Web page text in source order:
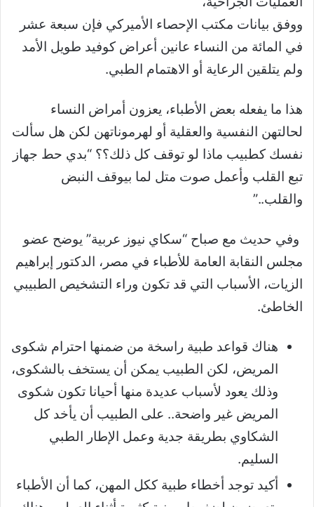
ووفق بيانات مكتب الإحصاء الأميركي فإن سبعة عشر
في المائة من النساء عانين أعراض كوفيد طويل الأمد
ولم يتلقين الرعاية أو الاهتمام الطبي.
هذا ما يفعله بعض الأطباء، يعزون أمراض النساء
لحالتهن النفسية والعقلية أو لهرموناتهن لكن هل سألت
نفسك كطبيب ماذا لو توقف كل ذلك؟؟ “بدي حط جهاز
تبع القلب وأعمل صوت متل لما بيوقف النبض
والقلب..”
وفي حديث مع صباح “سكاي نيوز عربية” يوضح عضو
مجلس النقابة العامة للأطباء في مصر، الدكتور إبراهيم
الزيات، الأسباب التي قد تكون وراء التشخيص الطبيبي
الخاطئ.
هناك قواعد طبية راسخة من ضمنها احترام شكوى
المريض، لكن الطبيب يمكن أن يستخف بالشكوى،
وذلك يعود لأسباب عديدة منها أحيانا تكون شكوى
المريض غير واضحة.. على الطبيب أن يأخد كل
الشكاوي بطريقة جدية وعمل الإطار الطبي
السليم.
أكيد توجد أخطاء طبية ككل المهن، كما أن الأطباء